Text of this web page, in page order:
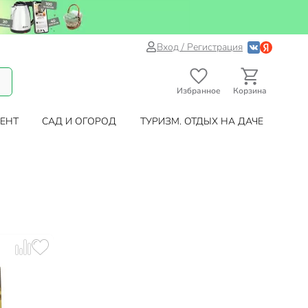
Вход / Регистрация
Избранное Корзина
САД И ОГОРОД ТУРИЗМ. ОТДЫХ НА ДАЧЕ